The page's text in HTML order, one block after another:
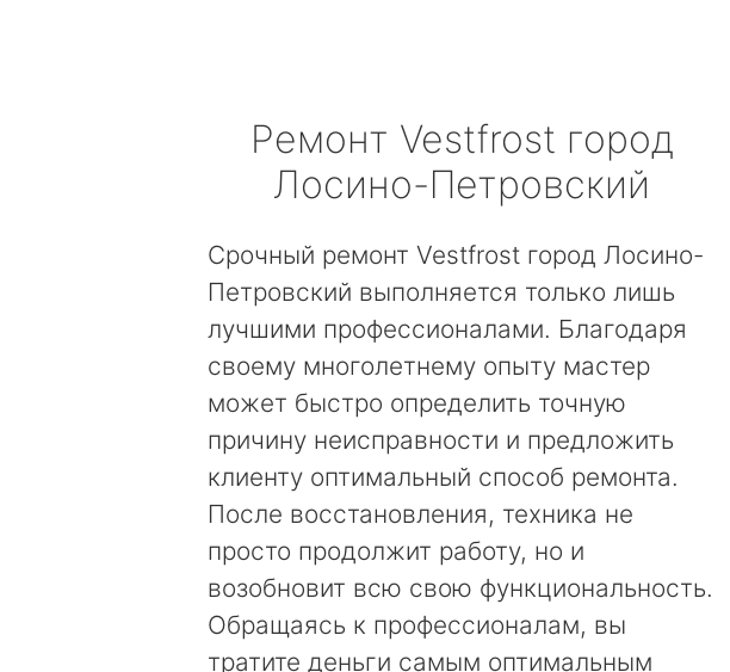
Ремонт Vestfrost город
Лосино-Петровский
Срочный ремонт Vestfrost город Лосино-
Петровский выполняется только лишь
лучшими профессионалами. Благодаря
своему многолетнему опыту мастер
может быстро определить точную
причину неисправности и предложить
клиенту оптимальный способ ремонта.
После восстановления, техника не
просто продолжит работу, но и
возобновит всю свою функциональность.
Обращаясь к профессионалам, вы
тратите деньги самым оптимальным